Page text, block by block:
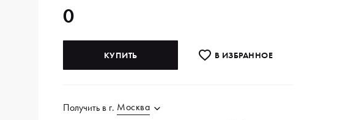
0
КУПИТЬ В ИЗБРАННОE
Получить в г. Москва